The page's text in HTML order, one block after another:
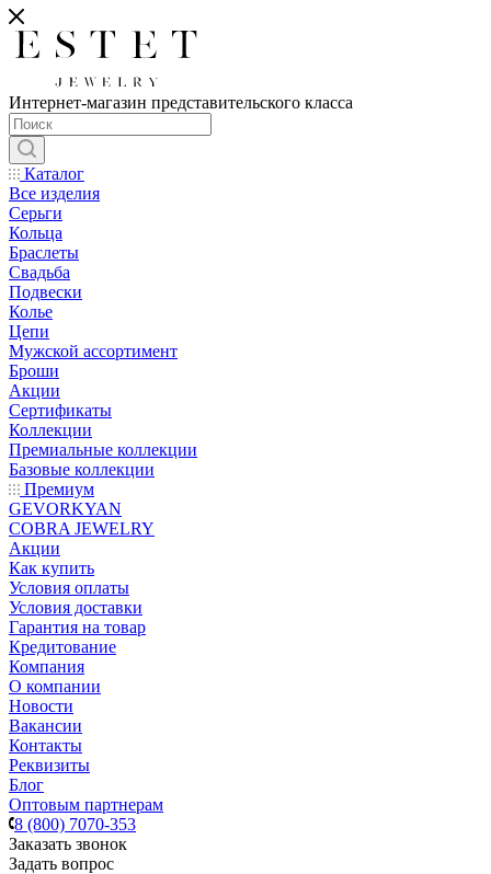
Интернет-магазин представительского класса
Каталог
Все изделия
Серьги
Кольца
Браслеты
Свадьба
Подвески
Колье
Цепи
Мужской ассортимент
Броши
Акции
Сертификаты
Коллекции
Премиальные коллекции
Базовые коллекции
Премиум
GEVORKYAN
COBRA JEWELRY
Акции
Как купить
Условия оплаты
Условия доставки
Гарантия на товар
Кредитование
Компания
О компании
Новости
Вакансии
Контакты
Реквизиты
Блог
Оптовым партнерам
8 (800) 7070-353
Заказать звонок
Задать вопрос